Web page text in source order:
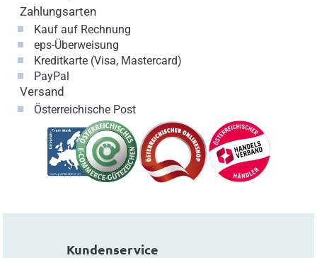
Zahlungsarten
Kauf auf Rechnung
eps-Überweisung
Kreditkarte (Visa, Mastercard)
PayPal
Versand
Österreichische Post
Kundenservice